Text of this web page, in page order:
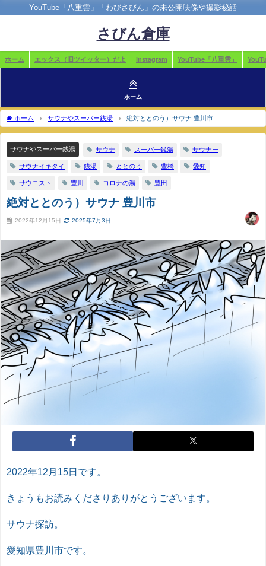
YouTube「八重雲」「わびさびん」の未公開映像や撮影秘話
さびん倉庫
ホーム エックス（旧ツイッター）だよ instagram YouTube「八重雲」
ホーム
ホーム サウナやスーパー銭湯 絶対ととのう）サウナ 豊川市
サウナやスーパー銭湯 サウナ スーパー銭湯 サウナー
サウナイキタイ 銭湯 ととのう 豊橋 愛知
サウニスト 豊川 コロナの湯 豊田
絶対ととのう）サウナ 豊川市
2022年12月15日 2025年7月3日
2022年12月15日です。
きょうもお読みくださりありがとうございます。
サウナ探訪。
愛知県豊川市です。